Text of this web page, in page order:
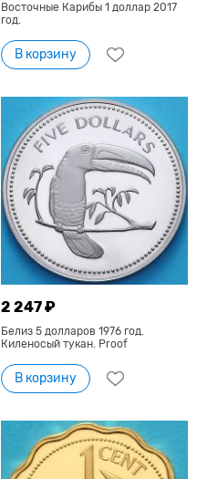
Восточные Карибы 1 доллар 2017
год.
В корзину
2 247 ₽
Белиз 5 долларов 1976 год.
Киленосый тукан. Proof
В корзину